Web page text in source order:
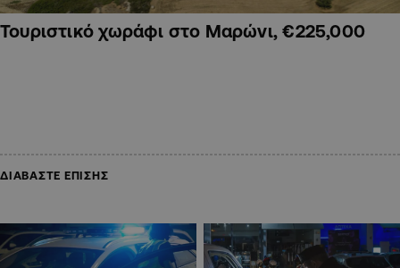
Τουριστικό χωράφι στο Μαρώνι, €225,000
ΔΙΑΒΑΣΤΕ ΕΠΙΣΗΣ